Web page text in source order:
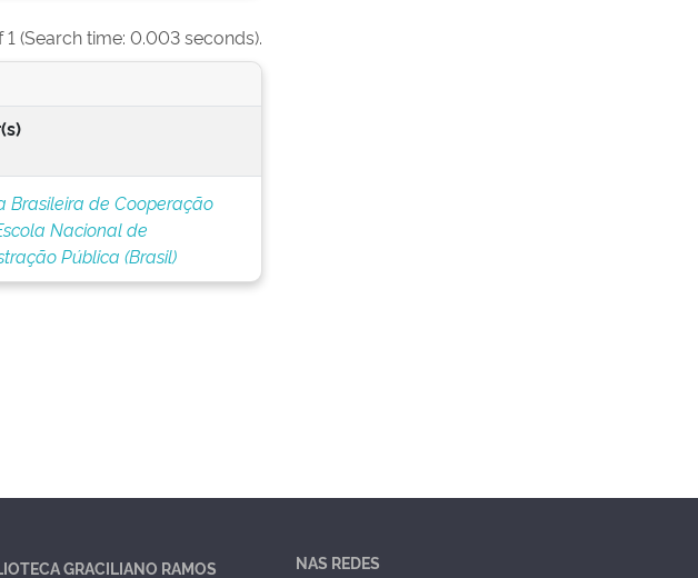
1 (Search time: 0.003 seconds).
Brasileira de Cooperação
Nacional de
Pública (Brasil)
GRACILIANO RAMOS NAS REDES